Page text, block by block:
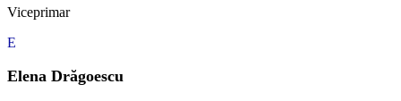
Viceprimar
E
Elena Drăgoescu